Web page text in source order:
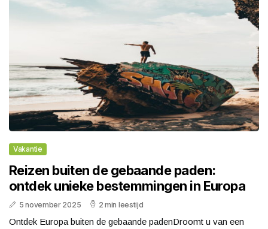
Vakantie
Reizen buiten de gebaande paden:
ontdek unieke bestemmingen in Europa
5 november 2025 2 min leestijd
Ontdek Europa buiten de gebaande padenDroomt u van een